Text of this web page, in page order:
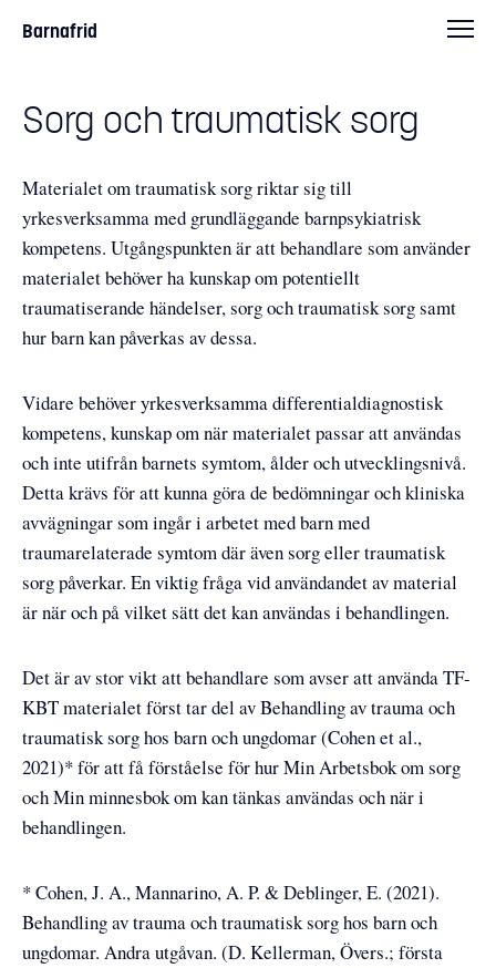
Barnafrid
Sorg och traumatisk sorg
Materialet om traumatisk sorg riktar sig till
yrkesverksamma med grundläggande barnpsykiatrisk
kompetens. Utgångspunkten är att behandlare som använder
materialet behöver ha kunskap om potentiellt
traumatiserande händelser, sorg och traumatisk sorg samt
hur barn kan påverkas av dessa.
Vidare behöver yrkesverksamma differentialdiagnostisk
kompetens, kunskap om när materialet passar att användas
och inte utifrån barnets symtom, ålder och utvecklingsnivå.
Detta krävs för att kunna göra de bedömningar och kliniska
avvägningar som ingår i arbetet med barn med
traumarelaterade symtom där även sorg eller traumatisk
sorg påverkar. En viktig fråga vid användandet av material
är när och på vilket sätt det kan användas i behandlingen.
Det är av stor vikt att behandlare som avser att använda TF-
KBT materialet först tar del av Behandling av trauma och
traumatisk sorg hos barn och ungdomar (Cohen et al.,
2021)* för att få förståelse för hur Min Arbetsbok om sorg
och Min minnesbok om kan tänkas användas och när i
behandlingen.
* Cohen, J. A., Mannarino, A. P. & Deblinger, E. (2021).
Behandling av trauma och traumatisk sorg hos barn och
ungdomar. Andra utgåvan. (D. Kellerman, Övers.; första